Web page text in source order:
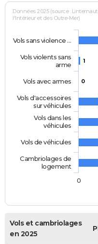
Données 2025 (source :
l'Intérieur et des Outre-Mer)
1
0
Vols sans violence …
Vols violents sans
arme
Vols avec armes
Vols d'accessoires
sur véhicules
Vols dans les
véhicules
Vols de véhicules
Cambriolages de
logement
0
Vols et cambriolages
en 2025